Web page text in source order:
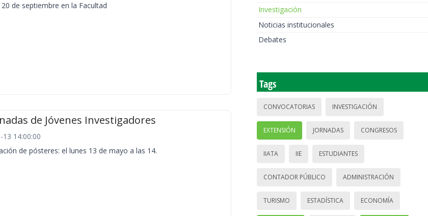
de septiembre en la Facultad
de Jóvenes Investigadores
13 14:00:00
de pósteres: el lunes 13 de mayo a las 14.
Investigación
Noticias institucionales
Debates
Tags
CONVOCATORIAS INVESTIGACIÓN
EXTENSIÓN JORNADAS CONGRESOS
IIATA IIE ESTUDIANTES
CONTADOR PÚBLICO ADMINISTRACIÓN
TURISMO ESTADÍSTICA ECONOMÍA